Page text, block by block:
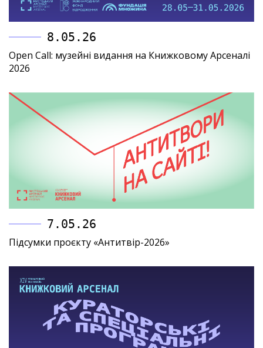
8.05.26
Open Call: музейні видання на Книжковому Арсеналі
2026
7.05.26
Підсумки проєкту «Антитвір-2026»